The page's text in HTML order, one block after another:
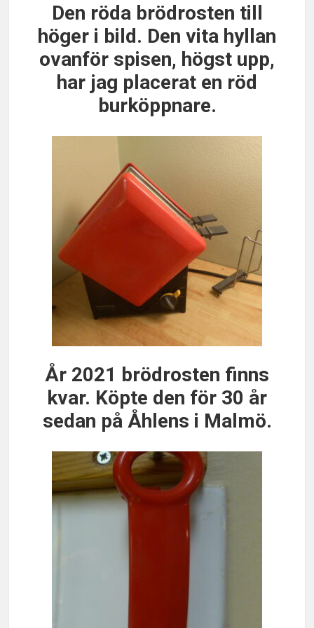
Den röda brödrosten till
höger i bild. Den vita hyllan
ovanför spisen, högst upp,
har jag placerat en röd
burköppnare.
År 2021 brödrosten finns
kvar. Köpte den för 30 år
sedan på Åhlens i Malmö.